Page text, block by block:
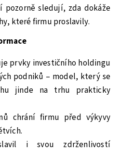
pozorně sledují, zda dokáže
které firmu proslavily.
prvky investičního holdingu
podniků – model, který se
jinde na trhu prakticky
chrání firmu před výkyvy
i svou zdrženlivostí